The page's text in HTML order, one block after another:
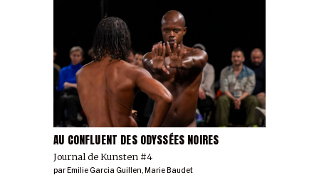
AU CONFLUENT DES ODYSSÉES NOIRES
Journal de Kunsten #4
parEmilie Garcia Guillen,Marie Baudet